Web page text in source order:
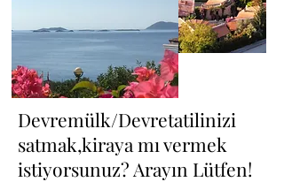
Devremülk/Devretatilinizi
satmak,kiraya mı vermek
istiyorsunuz? Arayın Lütfen!